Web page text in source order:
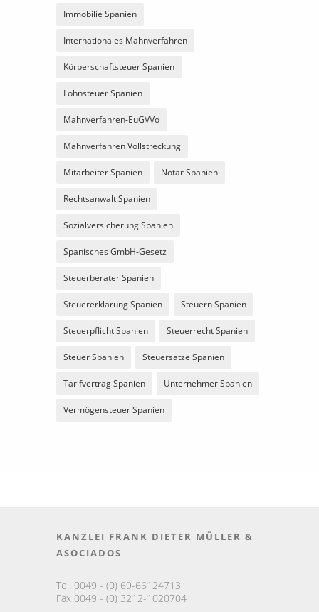
Immobilie Spanien
Internationales Mahnverfahren
Körperschaftsteuer Spanien
Lohnsteuer Spanien
Mahnverfahren-EuGVVo
Mahnverfahren Vollstreckung
Mitarbeiter Spanien Notar Spanien
Rechtsanwalt Spanien
Sozialversicherung Spanien
Spanisches GmbH-Gesetz
Steuerberater Spanien
Steuererklärung Spanien Steuern Spanien
Steuerpflicht Spanien Steuerrecht Spanien
Steuer Spanien Steuersätze Spanien
Tarifvertrag Spanien Unternehmer Spanien
Vermögensteuer Spanien
KANZLEI FRANK DIETER MÜLLER &
ASOCIADOS
Tel. 0049 - (0) 69-66124713
Fax 0049 - (0) 3212-1020704